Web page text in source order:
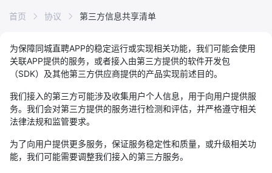
首页 协议 第三方信息共享清单
为保障同城直聘APP的稳定运行或实现相关功能，我们可能会使用
关联APP提供的服务，或者接入由第三方提供的软件开发包
（SDK）及其他第三方供应商提供的产品实现前述目的。
我们接入的第三方可能涉及收集用户个人信息，用于向用户提供服
务。我们会对第三方提供的服务进行检测和评估，并严格遵守相关
法律法规和监管要求。
为了向用户提供更多服务，保证服务稳定性和质量，或升级相关功
能，我们可能需要调整我们接入的第三方服务。